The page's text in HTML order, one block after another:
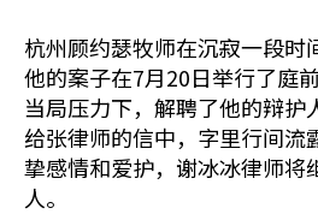
杭州顾约瑟牧师在沉寂一段时
他的案子在7月20日举行了庭
当局压力下，解聘了他的辩护
给张律师的信中，字里行间流
挚感情和爱护，谢冰冰律师将
人。